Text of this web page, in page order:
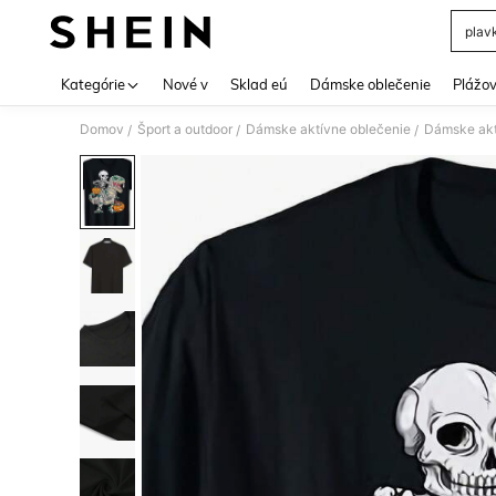
Kategórie Nové v Sklad eú Dámske oblečenie
Domov / Šport a outdoor / Dámske aktívne oblečenie / Dámske